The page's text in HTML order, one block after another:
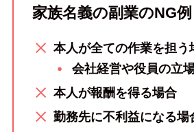
家族名義の副業のNG例
本人が全ての作業を担う
会社経営や役員の立
本人が報酬を得る場合
勤務先に不利益になる場